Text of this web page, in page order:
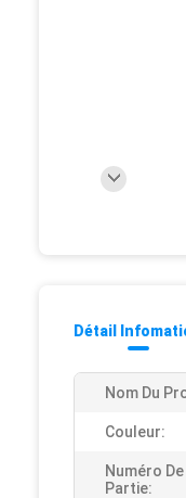
Détail
Nom Du
Couleur:
Numéro De
Partie: